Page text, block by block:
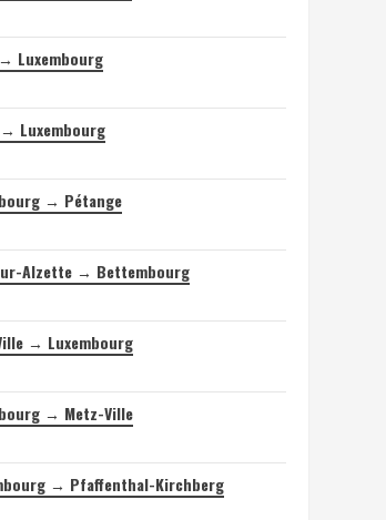
Luxembourg
Luxembourg
→ Pétange
Alzette → Bettembourg
→ Luxembourg
→ Metz-Ville
→ Pfaffenthal-Kirchberg